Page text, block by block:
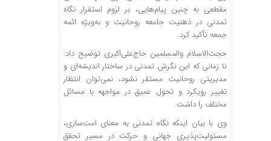
مقطعی به چنین پیام‌هایی، بر لزوم استقرار نگاه
تمدنی در ذهنیت جامعه روحانیت و به‌ویژه ائمه
جمعه تأکید کرد.
حجت‌الاسلام والمسلمین حاج‌علی‌اکبری توضیح داد:
تا زمانی که این نگرش تمدنی در ساختار اندیشه‌ای و
مدیریتی روحانیت مستقر نشود، نمی‌توان انتظار
تغییر رویکرد و تحول عمیق در مواجهه با مسائل
مختلف را داشت.
وی با بیان اینکه نگاه تمدنی به معنای امت‌سازی،
مسئولیت‌پذیری جهانی و حرکت در مسیر تحقق